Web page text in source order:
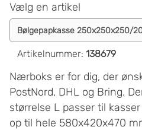
Vælg en artikel
Artikelnummer: 138679
Nærboks er for dig, der
PostNord, DHL og Bring.
størrelse L passer til
op til hele 580x420x470